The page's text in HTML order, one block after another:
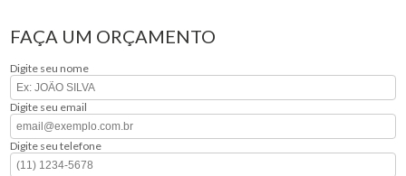
FAÇA UM ORÇAMENTO
Digite seu nome
Digite seu email
Digite seu telefone